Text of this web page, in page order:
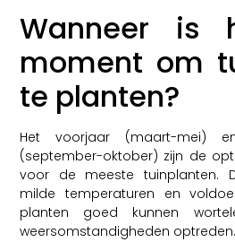
Wanneer is
moment om
te planten?
Het voorjaar (maart-mei)
(september-oktober) zijn de
voor de meeste tuinplanten.
milde temperaturen en
planten goed kunnen
weersomstandigheden optreden.